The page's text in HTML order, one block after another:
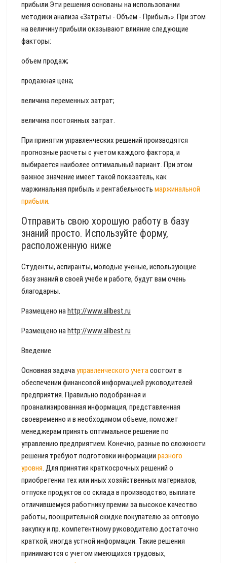
прибыли.Эти решения основаны на использовании
методики анализа «Затраты - Объем - Прибыль». При этом
на величину прибыли оказывают влияние следующие
факторы:
объем продаж;
продажная цена;
величина переменных затрат;
величина постоянных затрат.
При принятии управленческих решений производятся
прогнозные расчеты с учетом каждого фактора, и
выбирается наиболее оптимальный вариант. При этом
важное значение имеет такой показатель, как
маржинальная прибыль и рентабельность маржинальной
прибыли.
Отправить свою хорошую работу в базу
знаний просто. Используйте форму,
расположенную ниже
Студенты, аспиранты, молодые ученые, использующие
базу знаний в своей учебе и работе, будут вам очень
благодарны.
Размещено наhttp://www.allbest.ru
Размещено наhttp://www.allbest.ru
Введение
Основная задачауправленческого учетасостоит в
обеспечении финансовой информацией руководителей
предприятия. Правильно подобранная и
проанализированная информация, представленная
своевременно и в необходимом объеме, поможет
менеджерам принять оптимальное решение по
управлению предприятием. Конечно, разные по сложности
решения требуют подготовки информации разного
уровня. Для принятия краткосрочных решений о
приобретении тех или иных хозяйственных материалов,
отпуске продуктов со склада в производство, выплате
отличившемуся работнику премии за высокое качество
работы, поощрительной скидке покупателю за оптовую
закупку и пр. компетентному руководителю достаточно
краткой, иногда устной информации. Такие решения
принимаются с учетом имеющихся трудовых,